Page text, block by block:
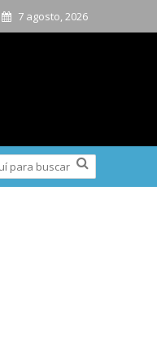
7 agosto, 2026